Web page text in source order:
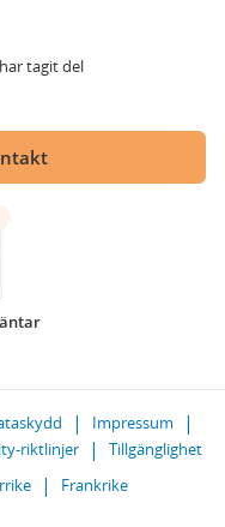
tagit del
Impressum
riktlinjer
Tillgänglighet
Frankrike